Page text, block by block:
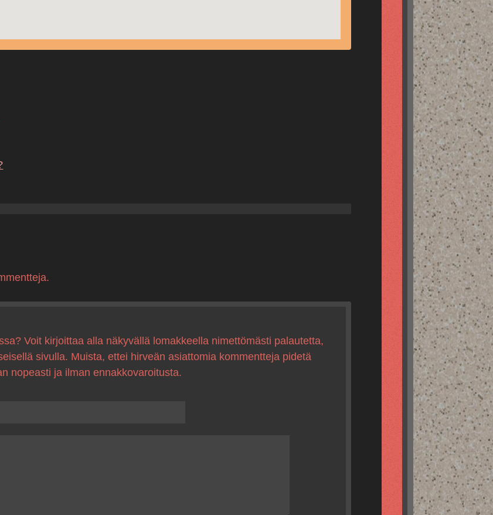
Voit kirjoittaa alla näkyvällä lomakkeella nimettömästi palautetta,
sivulla. Muista, ettei hirveän asiattomia kommentteja pidetä
nopeasti ja ilman ennakkovaroitusta.